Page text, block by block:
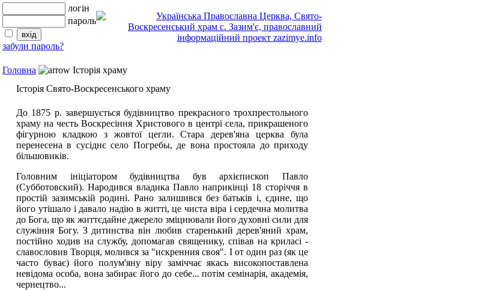
логін
пароль
забули пароль?
Головна
Історія храму
Історія Свято-Воскресенського храму
До 1875 р. завершується будівництво прекрасного трохпрестольного
храму на честь Воскресіння Христового в центрі села, прикрашеного
фігурною кладкою з жовтої цегли. Стара дерев'яна церква була
перенесена в сусіднє село Погребы, де вона простояла до приходу
більшовиків.
Головним ініціатором будівництва був архієпископ Павло
(Субботовский). Народився владика Павло наприкінці 18 сторіччя в
простій зазимській родині. Рано залишився без батьків і, єдине, що
його утішало і давало надію в житті, це чиста віра і сердечна молитва
до Бога, що як життєдайне джерело зміцнювали його духовні сили для
служіння Богу. З дитинства він любив старенький дерев'яний храм,
постійно ходив на службу, допомагав священику, співав на криласі -
славословив Творця, молився за "искренния своя". І от один раз (як це
часто буває) його полум'яну віру заміччає якась високопоставлена
невідома особа, вона забирає його до себе... потім семінарія, академія,
чернецтво...